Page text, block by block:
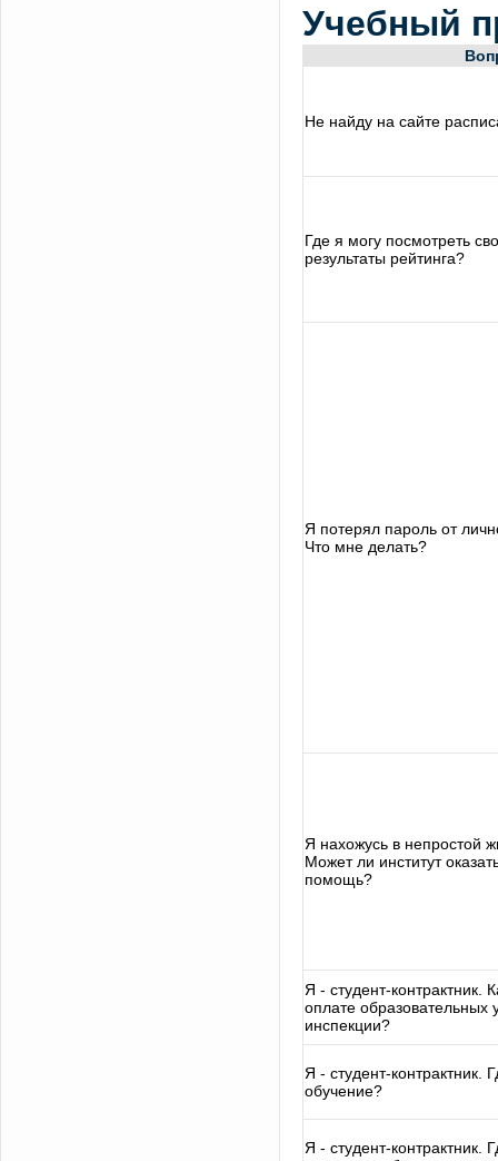
Учебный
Не найду на сайте
Где я могу посмотреть
результаты рейтинга?
Я потерял пароль от
Что мне делать?
Я нахожусь в непростой
Может ли институт
помощь?
Я - студент-контрактник.
оплате образовательных
инспекции?
Я - студент-контрактник.
обучение?
Я - студент-контрактник.